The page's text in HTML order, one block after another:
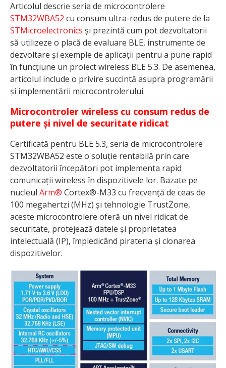
Articolul descrie seria de microcontrolere
STM32WBA52 cu consum ultra-redus de putere de la
STMicroelectronics și prezintă cum pot dezvoltatorii
să utilizeze o placă de evaluare BLE, instrumente de
dezvoltare și exemple de aplicații pentru a pune rapid
în funcțiune un proiect wireless BLE 5.3. De asemenea,
articolul include o privire succintă asupra programării
și implementării microcontrolerului.
Microcontroler wireless cu consum redus de
putere și nivel de securitate ridicat
Certificată pentru BLE 5.3, seria de microcontrolere
STM32WBA52 este o soluție rentabilă prin care
dezvoltatorii începători pot implementa rapid
comunicații wireless în dispozitivele lor. Bazate pe
nucleul Arm® Cortex®-M33 cu frecvență de ceas de
100 megahertzi (MHz) și tehnologie TrustZone,
aceste microcontrolere oferă un nivel ridicat de
securitate, protejează datele și proprietatea
intelectuală (IP), împiedicând pirateria și clonarea
dispozitivelor.